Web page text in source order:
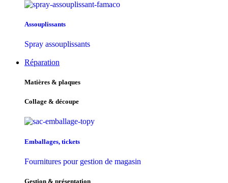
Assouplissants
Spray assouplissants
Réparation
Matières & plaques
Collage & découpe
Emballages, tickets
Fournitures pour gestion de magasin
Gestion & présentation